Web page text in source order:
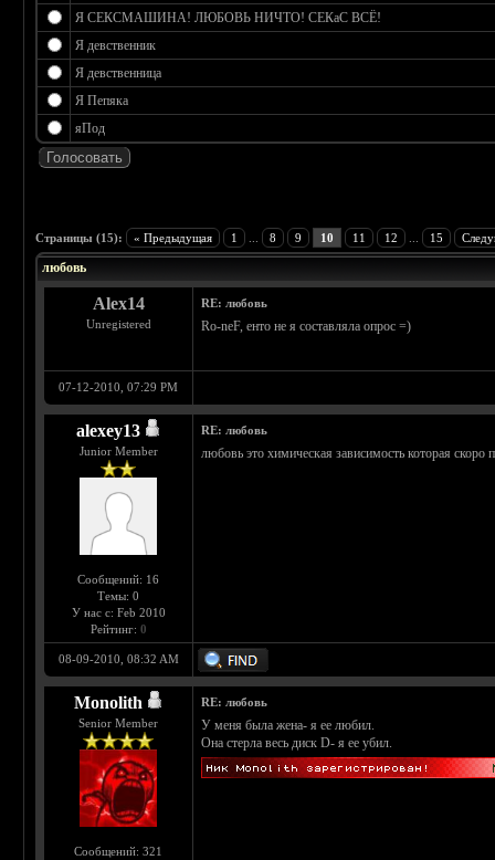
Я СЕКСМАШИНА! ЛЮБОВЬ НИЧТО! СЕКаС ВСЁ!
Я девственник
Я девственница
Я Пепяка
яПод
Страницы (15): « Предыдущая 1 8 9 10 11 12 15
любовь
Alex14
Unregistered
RE: любовь
Ro-neF, енто не я составляла опрос =)
07-12-2010, 07:29 PM
alexey13
Junior Member
Сообщений: 16
Темы: 0
У нас с: Feb 2010
Рейтинг: 0
RE: любовь
любовь это химическая зависимость которая скоро
08-09-2010, 08:32 AM
Monolith
Senior Member
Сообщений: 321
RE: любовь
У меня была жена- я ее любил.
Она стерла весь диск D- я ее убил.